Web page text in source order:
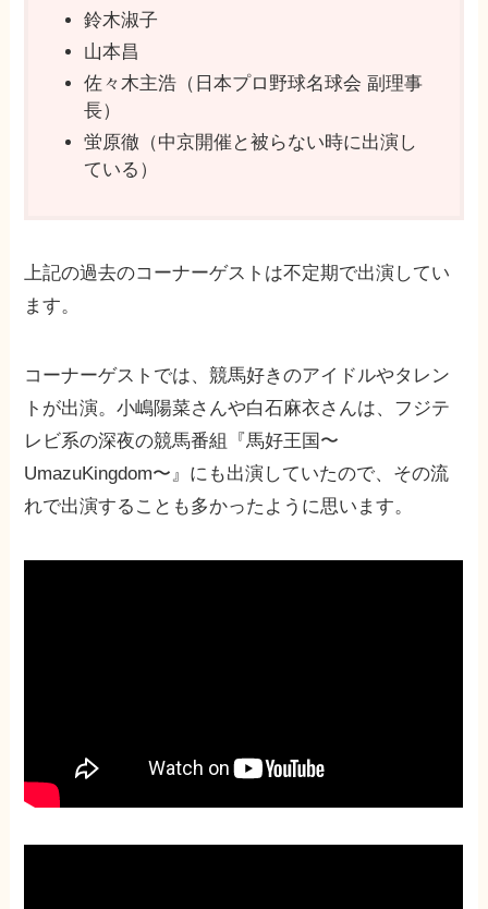
鈴木淑子
山本昌
佐々木主浩（日本プロ野球名球会 副理事
長）
蛍原徹（中京開催と被らない時に出演し
ている）
上記の過去のコーナーゲストは不定期で出演してい
ます。
コーナーゲストでは、競馬好きのアイドルやタレン
トが出演。小嶋陽菜さんや白石麻衣さんは、フジテ
レビ系の深夜の競馬番組『馬好王国〜
UmazuKingdom〜』にも出演していたので、その流
れで出演することも多かったように思います。